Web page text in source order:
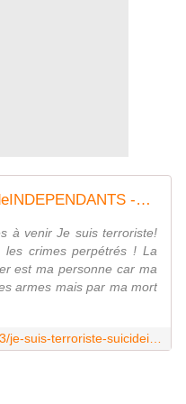
HALTE A L'OMERTA #suicideINDEPENDANTS -Appel à témoins - Aide Entreprise
à venir Je suis terroriste!
les crimes perpétrés ! La
est ma personne car ma
armes mais par ma mort